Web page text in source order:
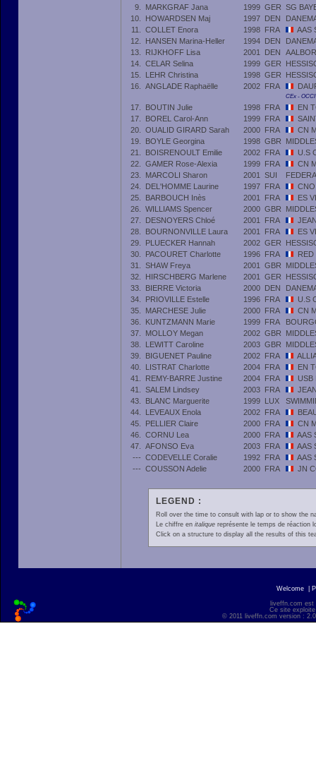
9.
MARKGRAF Jana 1999 GER SG
10.
HOWARDSEN Maj 1997 DEN
11.
COLLET Enora 1998 FRA
AAS
12.
HANSEN Marina-Heller 1994 DEN
13.
RIJKHOFF Lisa 2001 DEN
14.
CELAR Selina 1999 GER
15.
LEHR Christina 1998 GER
16.
ANGLADE Raphaëlle 2002 FRA
CEx -
17. BOUTIN Julie 1998 FRA
EN
17.
BOREL Carol-Ann 1999 FRA
20.
OUALID GIRARD Sarah 2000 FRA
CN
19.
BOYLE Georgina 1998 GBR
21.
BOISRENOULT Emilie 2002 FRA
U.S
22.
GAMER Rose-Alexia 1999 FRA
CN
23.
MARCOLI Sharon 2001 SUI
24.
DEL'HOMME Laurine 1997 FRA
25.
BARBOUCH Inès 2001 FRA
ES
26.
WILLIAMS Spencer 2000 GBR
27.
DESNOYERS Chloé 2001 FRA
28.
BOURNONVILLE Laura 2001 FRA
ES
29.
PLUECKER Hannah 2002 GER
30.
PACOURET Charlotte 1996 FRA
RED
31.
SHAW Freya 2001 GBR
32.
HIRSCHBERG Marlene 2001 GER
33.
BIERRE Victoria 2000 DEN
34.
PRIOVILLE Estelle 1996 FRA
U.S
35.
MARCHESE Julie 2000 FRA
CN
36.
KUNTZMANN Marie 1999 FRA
37.
MOLLOY Megan 2002 GBR
38.
LEWITT Caroline 2003 GBR
39.
BIGUENET Pauline 2002 FRA
40.
LISTRAT Charlotte 2004 FRA
EN
41.
REMY-BARRE Justine 2004 FRA
USB
41.
SALEM Lindsey 2003 FRA
43.
BLANC Marguerite 1999 LUX
44.
LEVEAUX Enola 2002 FRA
45.
PELLIER Claire 2000 FRA
CN
46.
CORNU Lea 2000 FRA
AAS
47.
AFONSO Eva 2003 FRA
AAS
--- CODEVELLE Coralie 1992 FRA
AAS
--- COUSSON Adelie 2000 FRA JN
LEGEND :
Roll over the time to consult with lap or to show the
Le chiffre en italiquereprésente le temps de réaction
Click on a structure to display all the results of this
Welcome
liveffn.com est
Ce site
© 2011 liveffn.com version :